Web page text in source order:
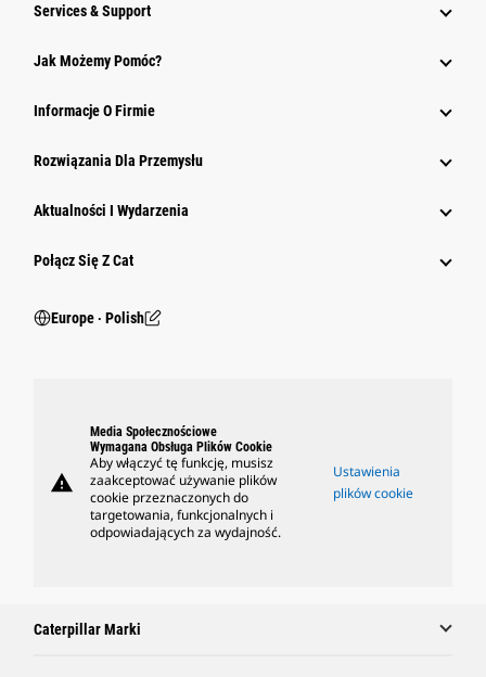
Services & Support
Jak Możemy Pomóc?
Informacje O Firmie
Rozwiązania Dla Przemysłu
Aktualności I Wydarzenia
Połącz Się Z Cat
Europe ‧ Polish
warning
Media Społecznościowe
Wymagana Obsługa Plików Cookie
Aby włączyć tę funkcję, musisz
zaakceptować używanie plików
cookie przeznaczonych do
targetowania, funkcjonalnych i
odpowiadających za wydajność.
Ustawienia
plików cookie
Caterpillar Marki